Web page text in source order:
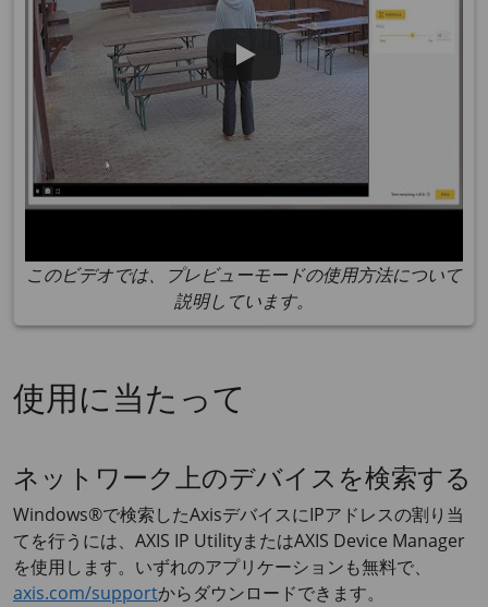
このビデオでは、プレビューモードの使用方法について
説明しています。
使用に当たって
ネットワーク上のデバイスを検索する
Windows®で検索したAxisデバイスにIPアドレスの割り当
てを行うには、 AXIS IP UtilityまたはAXIS Device Manager
を使用します。いずれのアプリケーションも無料で、
axis.com/supportからダウンロードできます。